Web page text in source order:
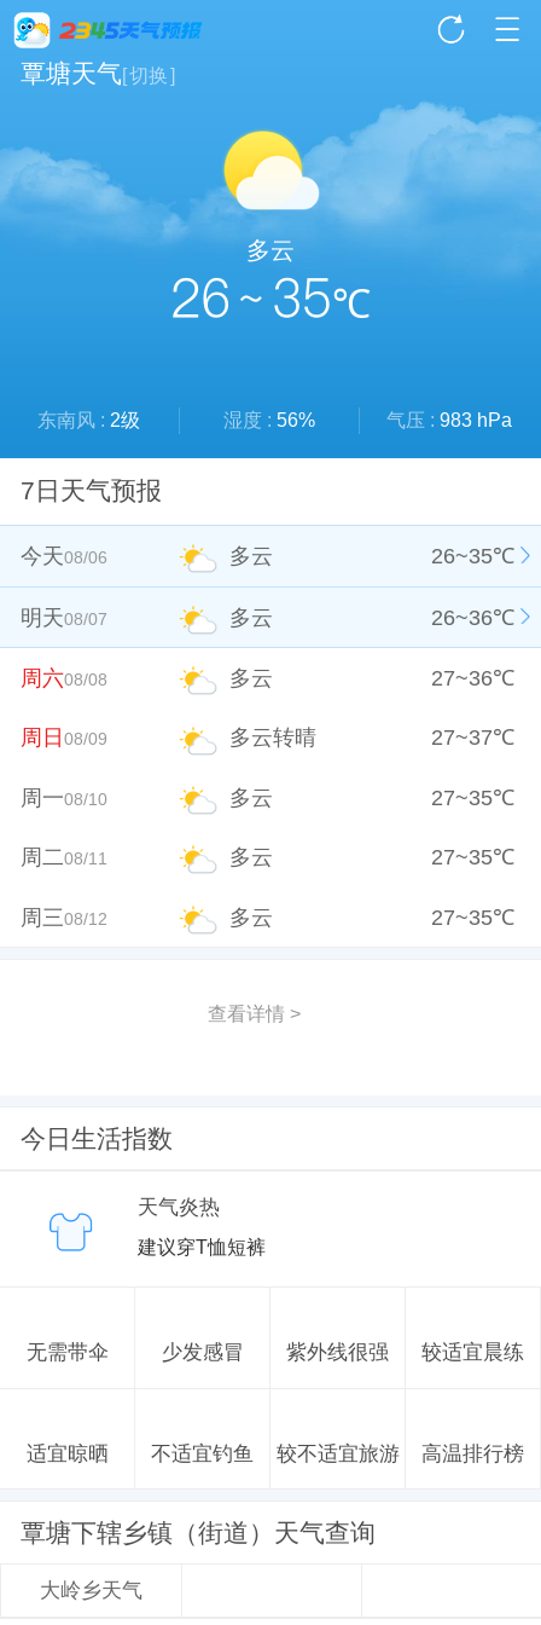
覃塘天气[切换]
多云
26 ~ 35℃
东南风 : 2级 湿度 : 56% 气压 : 983 hPa
7日天气预报
今天08/06 多云 26~35℃
明天08/07 多云 26~36℃
周六08/08 多云 27~36℃
周日08/09 多云转晴 27~37℃
周一08/10 多云 27~35℃
周二08/11 多云 27~35℃
周三08/12 多云 27~35℃
查看详情 >
今日生活指数
天气炎热
建议穿T恤短裤
无需带伞 少发感冒 紫外线很强 较适宜晨练
适宜晾晒 不适宜钓鱼 较不适宜旅游 高温排行榜
覃塘下辖乡镇（街道）天气查询
大岭乡天气